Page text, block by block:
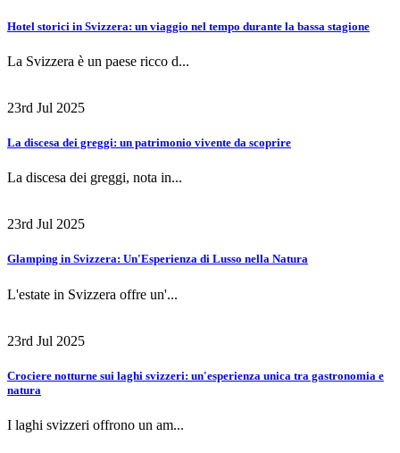
Hotel storici in Svizzera: un viaggio nel tempo durante la bassa stagione
La Svizzera è un paese ricco d...
23rd Jul 2025
La discesa dei greggi: un patrimonio vivente da scoprire
La discesa dei greggi, nota in...
23rd Jul 2025
Glamping in Svizzera: Un'Esperienza di Lusso nella Natura
L'estate in Svizzera offre un'...
23rd Jul 2025
Crociere notturne sui laghi svizzeri: un'esperienza unica tra gastronomia e
natura
I laghi svizzeri offrono un am...